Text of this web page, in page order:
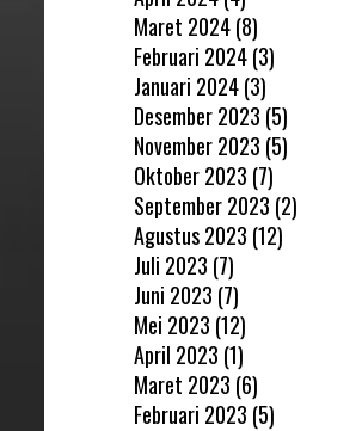
Maret 2024(8)
Februari 2024(3)
Januari 2024(3)
Desember 2023 (5)
November 2023 (5)
Oktober 2023 (7)
September 2023 (2)
Agustus 2023 (12)
Juli 2023 (7)
Juni 2023 (7)
Mei 2023 (12)
April 2023 (1)
Maret 2023 (6)
Februari 2023 (5)